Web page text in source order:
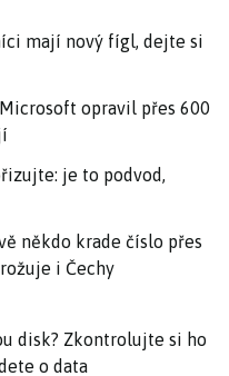
mají nový fígl, dejte si
opravil přes 600
je to podvod,
někdo krade číslo přes
i Čechy
disk? Zkontrolujte si ho
o data